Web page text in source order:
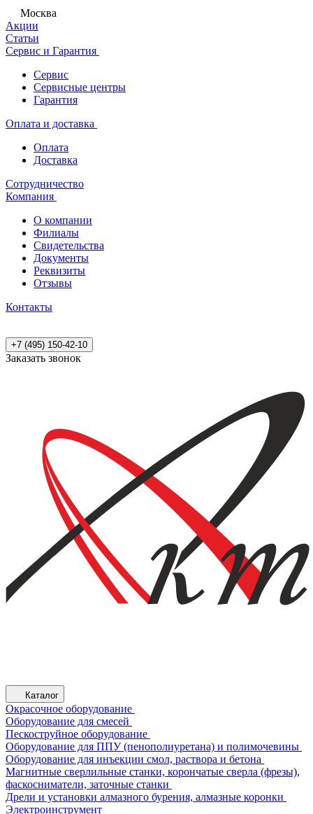
Москва
Акции
Статьи
Сервис и Гарантия
Сервис
Сервисные центры
Гарантия
Оплата и доставка
Оплата
Доставка
Сотрудничество
Компания
О компании
Филиалы
Свидетельства
Документы
Реквизиты
Отзывы
Контакты
+7 (495) 150-42-10
Заказать звонок
Каталог
Окрасочное оборудование
Оборудование для смесей
Пескоструйное оборудование
Оборудование для ППУ (пенополиуретана) и полимочевины
Оборудование для инъекции смол, раствора и бетона
Магнитные сверлильные станки, корончатые сверла (фрезы),
фаскосниматели, заточные станки
Дрели и установки алмазного бурения, алмазные коронки
Электроинструмент